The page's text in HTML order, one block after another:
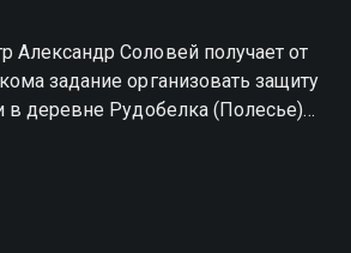
Александр Соловей получает от
задание организовать защиту
в деревне Рудобелка (Полесье)
поляков и белогвардейцев…